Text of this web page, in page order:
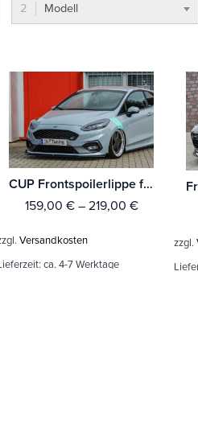
Modell
CUP Frontspoilerlippe für Ford Fiesta ST MK8 JHH
159,00 €– 219,00 €
Versandkosten
ca. 4-7 Werktage
zzgl.